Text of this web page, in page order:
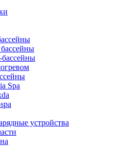
Spa
устройства